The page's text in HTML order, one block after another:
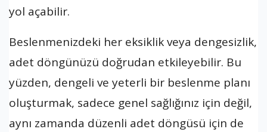
yol açabilir.
Beslenmenizdeki her eksiklik veya dengesizlik,
adet döngünüzü doğrudan etkileyebilir. Bu
yüzden, dengeli ve yeterli bir beslenme planı
oluşturmak, sadece genel sağlığınız için değil,
aynı zamanda düzenli adet döngüsü için de